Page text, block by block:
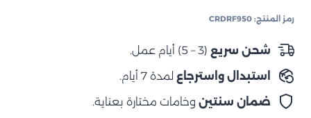
مزود
بسطح
مفرد
رمز المنتج: CRDRF950
شحن سريع (3 – 5) أيام عمل.
استبدال واسترجاع لمدة 7 أيام.
ضمان سنتين وخامات مختارة بعناية.